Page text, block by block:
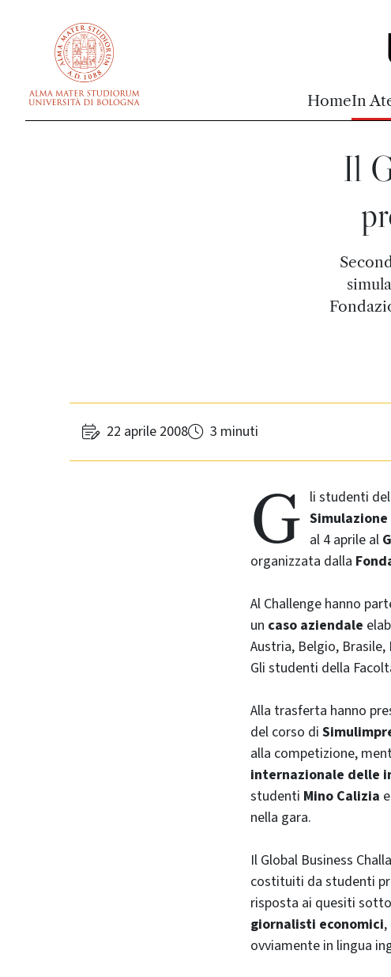
HomeIn
Il
22 aprile 2008 3 minuti
G li studenti
Simulazione
al 4 aprile al
organizzata dalla
Al Challenge hanno
un caso aziendale
Austria, Belgio, Brasile,
Gli studenti della
Alla trasferta hanno
del corso di
alla competizione,
internazionale delle
studenti Mino Calizia e
nella gara.
Il Global Business
costituiti da studenti
risposta ai quesiti
giornalisti economici,
ovviamente in lingua